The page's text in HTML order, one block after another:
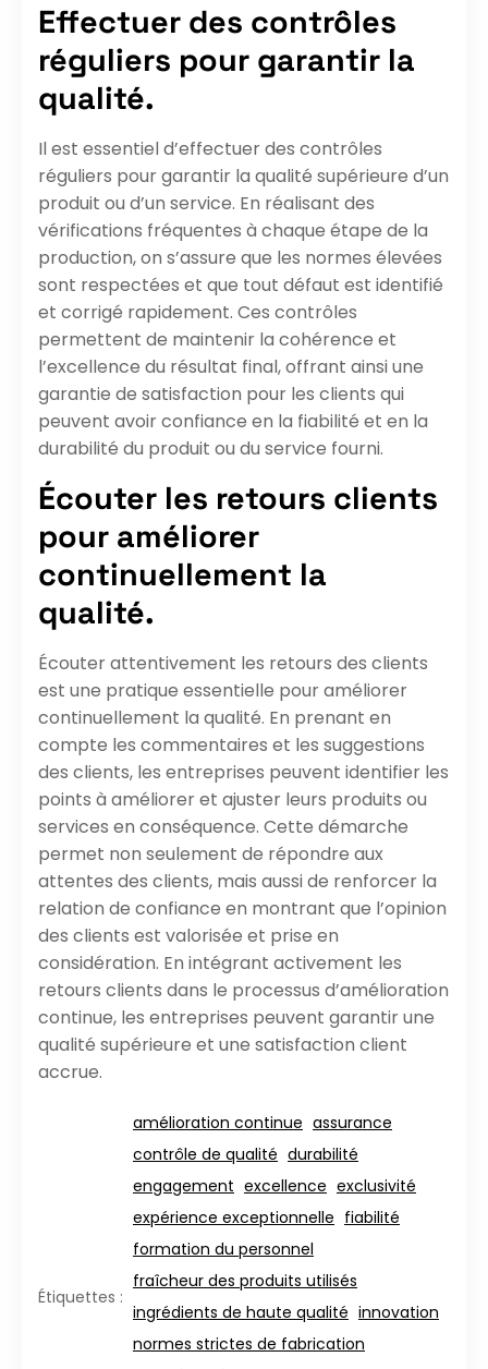
Effectuer des contrôles
réguliers pour garantir la
qualité.
Il est essentiel d’effectuer des contrôles
réguliers pour garantir la qualité supérieure d’un
produit ou d’un service. En réalisant des
vérifications fréquentes à chaque étape de la
production, on s’assure que les normes élevées
sont respectées et que tout défaut est identifié
et corrigé rapidement. Ces contrôles
permettent de maintenir la cohérence et
l’excellence du résultat final, offrant ainsi une
garantie de satisfaction pour les clients qui
peuvent avoir confiance en la fiabilité et en la
durabilité du produit ou du service fourni.
Écouter les retours clients
pour améliorer
continuellement la
qualité.
Écouter attentivement les retours des clients
est une pratique essentielle pour améliorer
continuellement la qualité. En prenant en
compte les commentaires et les suggestions
des clients, les entreprises peuvent identifier les
points à améliorer et ajuster leurs produits ou
services en conséquence. Cette démarche
permet non seulement de répondre aux
attentes des clients, mais aussi de renforcer la
relation de confiance en montrant que l’opinion
des clients est valorisée et prise en
considération. En intégrant activement les
retours clients dans le processus d’amélioration
continue, les entreprises peuvent garantir une
qualité supérieure et une satisfaction client
accrue.
Étiquettes :
amélioration continue assurance
contrôle de qualité durabilité
engagement excellence exclusivité
expérience exceptionnelle fiabilité
formation du personnel
fraîcheur des produits utilisés
ingrédients de haute qualité innovation
normes strictes de fabrication